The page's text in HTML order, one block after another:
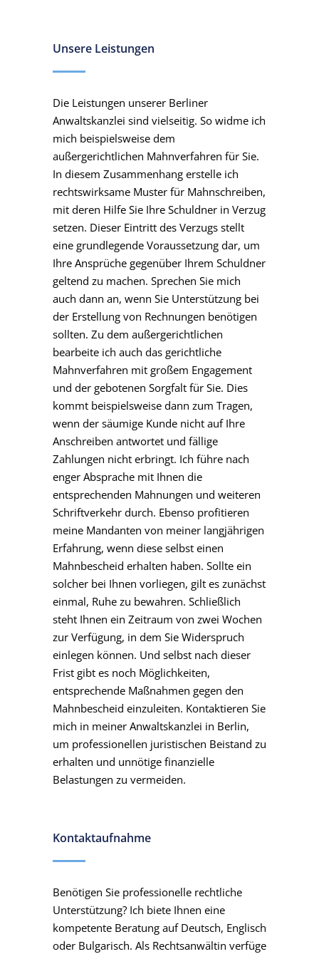
Unsere Leistungen
Die Leistungen unserer Berliner
Anwaltskanzlei sind vielseitig. So widme ich
mich beispielsweise dem
außergerichtlichen Mahnverfahren für Sie.
In diesem Zusammenhang erstelle ich
rechtswirksame Muster für Mahnschreiben,
mit deren Hilfe Sie Ihre Schuldner in Verzug
setzen. Dieser Eintritt des Verzugs stellt
eine grundlegende Voraussetzung dar, um
Ihre Ansprüche gegenüber Ihrem Schuldner
geltend zu machen. Sprechen Sie mich
auch dann an, wenn Sie Unterstützung bei
der Erstellung von Rechnungen benötigen
sollten. Zu dem außergerichtlichen
bearbeite ich auch das gerichtliche
Mahnverfahren mit großem Engagement
und der gebotenen Sorgfalt für Sie. Dies
kommt beispielsweise dann zum Tragen,
wenn der säumige Kunde nicht auf Ihre
Anschreiben antwortet und fällige
Zahlungen nicht erbringt. Ich führe nach
enger Absprache mit Ihnen die
entsprechenden Mahnungen und weiteren
Schriftverkehr durch. Ebenso profitieren
meine Mandanten von meiner langjährigen
Erfahrung, wenn diese selbst einen
Mahnbescheid erhalten haben. Sollte ein
solcher bei Ihnen vorliegen, gilt es zunächst
einmal, Ruhe zu bewahren. Schließlich
steht Ihnen ein Zeitraum von zwei Wochen
zur Verfügung, in dem Sie Widerspruch
einlegen können. Und selbst nach dieser
Frist gibt es noch Möglichkeiten,
entsprechende Maßnahmen gegen den
Mahnbescheid einzuleiten. Kontaktieren Sie
mich in meiner Anwaltskanzlei in Berlin,
um professionellen juristischen Beistand zu
erhalten und unnötige finanzielle
Belastungen zu vermeiden.
Kontaktaufnahme
Benötigen Sie professionelle rechtliche
Unterstützung? Ich biete Ihnen eine
kompetente Beratung auf Deutsch, Englisch
oder Bulgarisch. Als Rechtsanwältin verfüge